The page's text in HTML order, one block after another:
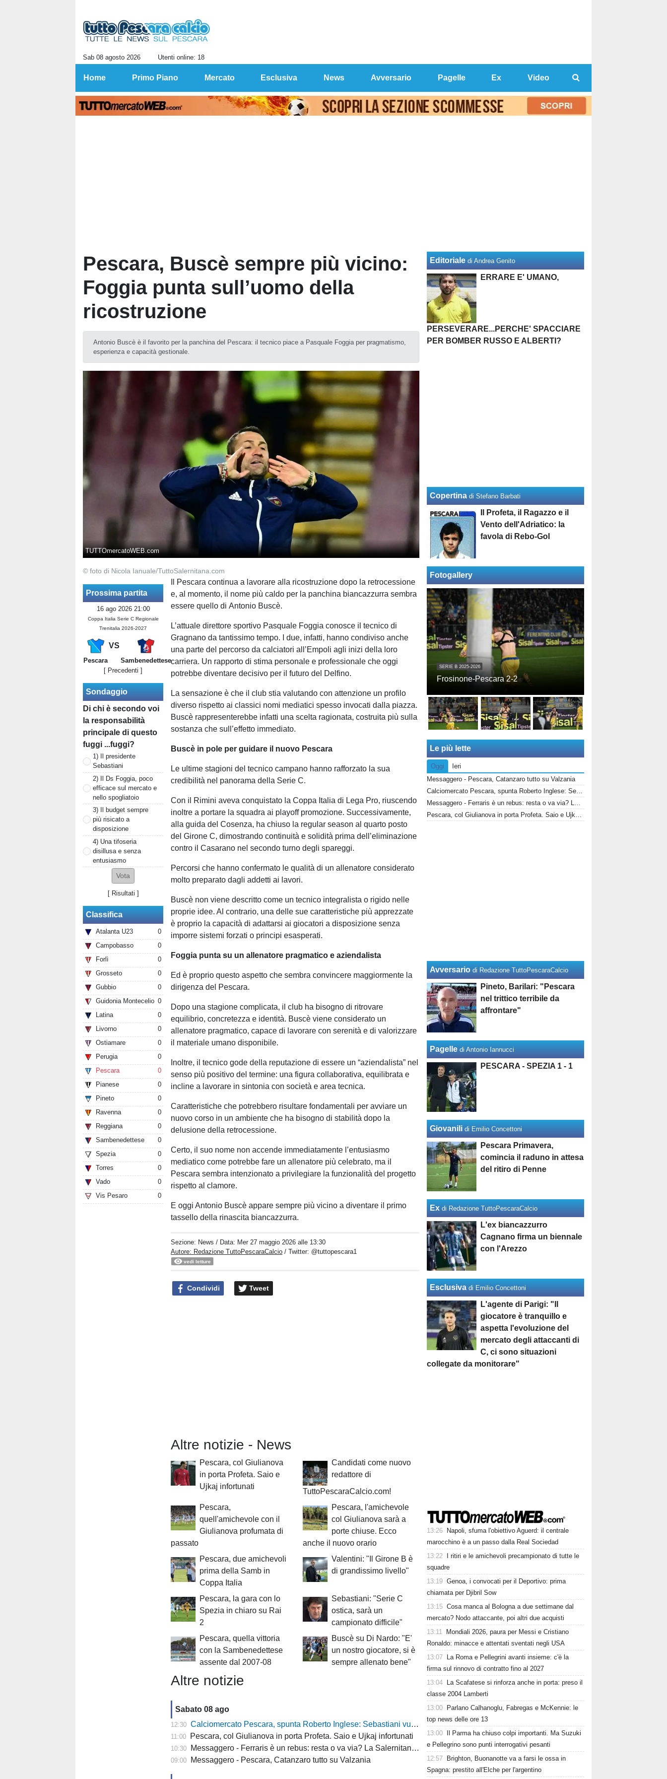
Sab 08 agosto 2026 Utenti online: 18
Home Primo Piano Mercato Esclusiva News Avversario Pagelle Ex Video
Pescara, Buscè sempre più vicino:
Foggia punta sull’uomo della
ricostruzione
Antonio Buscè è il favorito per la panchina del Pescara: il tecnico piace a Pasquale Foggia per pragmatismo,
esperienza e capacità gestionale.
TUTTOmercatoWEB.com
© foto di Nicola Ianuale/TuttoSalernitana.com
Prossima partita
16 ago 2026 21:00
Coppa Italia Serie C Regionale
Trenitalia 2026-2027
VS
Pescara
Sambenedettese
[ Precedenti ]
Sondaggio
Di chi è secondo voi
la responsabilità
principale di questo
fuggi ...fuggi?
1) Il presidente
Sebastiani
2) Il Ds Foggia, poco
efficace sul mercato e
nello spogliatoio
3) Il budget sempre
più risicato a
disposizione
4) Una tifoseria
disillusa e senza
entusiasmo
[ Risultati ]
Classifica
Atalanta U23
0
Campobasso
0
Forlì
0
Grosseto
0
Gubbio
0
Guidonia Montecelio 0
Latina
0
Livorno
0
Ostiamare
0
Perugia
0
Pescara
0
Pianese
0
Pineto
0
Ravenna
0
Reggiana
0
Sambenedettese
0
Spezia
0
Torres
0
Vado
0
Vis Pesaro
0
Il Pescara continua a lavorare alla ricostruzione dopo la retrocessione
e, al momento, il nome più caldo per la panchina biancazzurra sembra
essere quello di Antonio Buscè.
L’attuale direttore sportivo Pasquale Foggia conosce il tecnico di
Gragnano da tantissimo tempo. I due, infatti, hanno condiviso anche
una parte del percorso da calciatori all’Empoli agli inizi della loro
carriera. Un rapporto di stima personale e professionale che oggi
potrebbe diventare decisivo per il futuro del Delfino.
La sensazione è che il club stia valutando con attenzione un profilo
diverso rispetto ai classici nomi mediatici spesso invocati dalla piazza.
Buscè rappresenterebbe infatti una scelta ragionata, costruita più sulla
sostanza che sull’effetto immediato.
Buscè in pole per guidare il nuovo Pescara
Le ultime stagioni del tecnico campano hanno rafforzato la sua
credibilità nel panorama della Serie C.
Con il Rimini aveva conquistato la Coppa Italia di Lega Pro, riuscendo
inoltre a portare la squadra ai playoff promozione. Successivamente,
alla guida del Cosenza, ha chiuso la regular season al quarto posto
del Girone C, dimostrando continuità e solidità prima dell’eliminazione
contro il Casarano nel secondo turno degli spareggi.
Percorsi che hanno confermato le qualità di un allenatore considerato
molto preparato dagli addetti ai lavori.
Buscè non viene descritto come un tecnico integralista o rigido nelle
proprie idee. Al contrario, una delle sue caratteristiche più apprezzate
è proprio la capacità di adattarsi ai giocatori a disposizione senza
imporre sistemi forzati o principi esasperati.
Foggia punta su un allenatore pragmatico e aziendalista
Ed è proprio questo aspetto che sembra convincere maggiormente la
dirigenza del Pescara.
Dopo una stagione complicata, il club ha bisogno di ritrovare
equilibrio, concretezza e identità. Buscè viene considerato un
allenatore pragmatico, capace di lavorare con serenità e di valorizzare
il materiale umano disponibile.
Inoltre, il tecnico gode della reputazione di essere un “aziendalista” nel
senso più positivo del termine: una figura collaborativa, equilibrata e
incline a lavorare in sintonia con società e area tecnica.
Caratteristiche che potrebbero risultare fondamentali per avviare un
nuovo corso in un ambiente che ha bisogno di stabilità dopo la
delusione della retrocessione.
Certo, il suo nome non accende immediatamente l’entusiasmo
mediatico come potrebbe fare un allenatore più celebrato, ma il
Pescara sembra intenzionato a privilegiare la funzionalità del progetto
rispetto al clamore.
E oggi Antonio Buscè appare sempre più vicino a diventare il primo
tassello della rinascita biancazzurra.
Sezione: News / Data: Mer 27 maggio 2026 alle 13:30
Autore: Redazione TuttoPescaraCalcio / Twitter: @tuttopescara1
vedi letture
Condividi Tweet
Altre notizie - News
Pescara, col Giulianova
in porta Profeta. Saio e
Ujkaj infortunati
Candidati come nuovo
redattore di
TuttoPescaraCalcio.com!
Pescara,
quell'amichevole con il
Giulianova profumata di
passato
Pescara, l'amichevole
col Giulianova sarà a
porte chiuse. Ecco
anche il nuovo orario
Pescara, due amichevoli
prima della Samb in
Coppa Italia
Valentini: "Il Girone B è
di grandissimo livello"
Pescara, la gara con lo
Spezia in chiaro su Rai
2
Sebastiani: "Serie C
ostica, sarà un
campionato difficile"
Pescara, quella vittoria
con la Sambenedettese
assente dal 2007-08
Buscè su Di Nardo: "E'
un nostro giocatore, si è
sempre allenato bene"
Altre notizie
Sabato 08 ago
12:30 Calciomercato Pescara, spunta Roberto Inglese: Sebastiani vuole il bomber d’esperienza
11:00 Pescara, col Giulianova in porta Profeta. Saio e Ujkaj infortunati
10:30 Messaggero - Ferraris è un rebus: resta o va via? La Salernitana rivorrebbe la punta
09:00 Messaggero - Pescara, Catanzaro tutto su Valzania
Editoriale di Andrea Genito
ERRARE E' UMANO,
PERSEVERARE...PERCHE' SPACCIARE
PER BOMBER RUSSO E ALBERTI?
Copertina di Stefano Barbati
Il Profeta, il Ragazzo e il
Vento dell'Adriatico: la
favola di Rebo-Gol
Fotogallery
SERIE B 2025-2026
Frosinone-Pescara 2-2
Le più lette
Oggi
Ieri
Messaggero - Pescara, Catanzaro tutto su Valzania
Calciomercato Pescara, spunta Roberto Inglese: Sebastiani vuole il bomber d’esperienza
Messaggero - Ferraris è un rebus: resta o va via? La Salernitana rivorrebbe la punta
Pescara, col Giulianova in porta Profeta. Saio e Ujkaj infortunati
Avversario di Redazione TuttoPescaraCalcio
Pineto, Barilari: "Pescara
nel trittico terribile da
affrontare"
Pagelle di Antonio Iannucci
PESCARA - SPEZIA 1 - 1
Giovanili di Emilio Concettoni
Pescara Primavera,
comincia il raduno in attesa
del ritiro di Penne
Ex di Redazione TuttoPescaraCalcio
L'ex biancazzurro
Cagnano firma un biennale
con l'Arezzo
Esclusiva di Emilio Concettoni
L'agente di Parigi: "Il
giocatore è tranquillo e
aspetta l'evoluzione del
mercato degli attaccanti di
C, ci sono situazioni
collegate da monitorare"
13:26
Napoli, sfuma l'obiettivo Aguerd: il centrale
marocchino è a un passo dalla Real Sociedad
13:22
I ritiri e le amichevoli precampionato di tutte le
squadre
13:19 Genoa, i convocati per il Deportivo: prima
chiamata per Djibril Sow
13:15 Cosa manca al Bologna a due settimane dal
mercato? Nodo attaccante, poi altri due acquisti
13:11
Mondiali 2026, paura per Messi e Cristiano
Ronaldo: minacce e attentati sventati negli USA
13:07
La Roma e Pellegrini avanti insieme: c'è la
firma sul rinnovo di contratto fino al 2027
13:04
La Scafatese si rinforza anche in porta: preso il
classe 2004 Lamberti
13:00
Parlano Calhanoglu, Fabregas e McKennie: le
top news delle ore 13
13:00
Il Parma ha chiuso colpi importanti. Ma Suzuki
e Pellegrino sono punti interrogativi pesanti
12:57
Brighton, Buonanotte va a farsi le ossa in
Spagna: prestito all'Elche per l'argentino